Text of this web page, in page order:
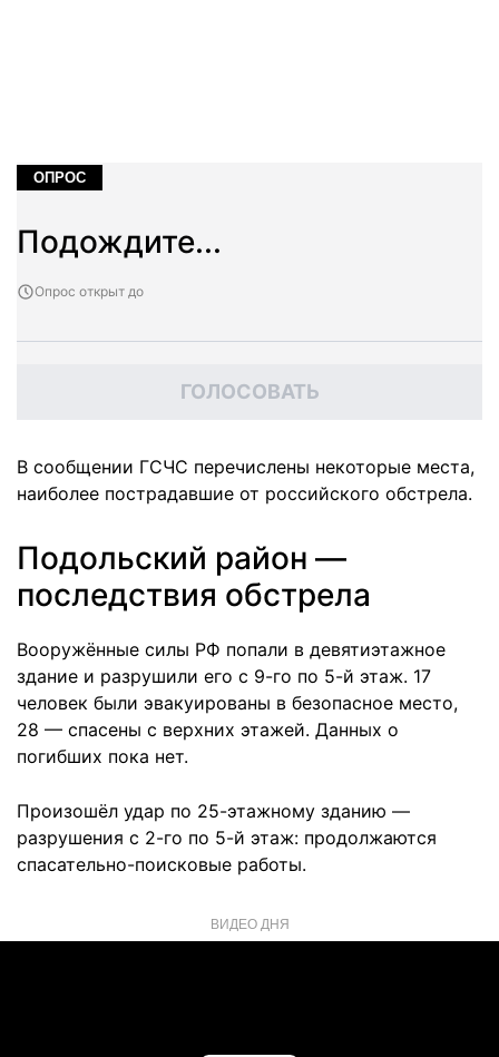
ОПРОС
Подождите...
Опрос открыт до
ГОЛОСОВАТЬ
В сообщении ГСЧС перечислены некоторые места,
наиболее пострадавшие от российского обстрела.
Подольский район —
последствия обстрела
Вооружённые силы РФ попали в девятиэтажное
здание и разрушили его с 9-го по 5-й этаж. 17
человек были эвакуированы в безопасное место,
28 — спасены с верхних этажей. Данных о
погибших пока нет.
Произошёл удар по 25-этажному зданию —
разрушения с 2-го по 5-й этаж: продолжаются
спасательно-поисковые работы.
ВИДЕО ДНЯ